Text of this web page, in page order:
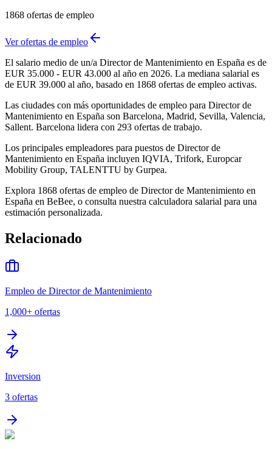
1868 ofertas de empleo
Ver ofertas de empleo
El salario medio de un/a Director de Mantenimiento en España es de
EUR 35.000 - EUR 43.000 al año en 2026. La mediana salarial es
de EUR 39.000 al año, basado en 1868 ofertas de empleo activas.
Las ciudades con más oportunidades de empleo para Director de
Mantenimiento en España son Barcelona, Madrid, Sevilla, Valencia,
Sallent. Barcelona lidera con 293 ofertas de trabajo.
Los principales empleadores para puestos de Director de
Mantenimiento en España incluyen IQVIA, Trifork, Europcar
Mobility Group, TALENTTU by Gurpea.
Explora 1868 ofertas de empleo de Director de Mantenimiento en
España en BeBee, o consulta nuestra calculadora salarial para una
estimación personalizada.
Relacionado
Empleo de Director de Mantenimiento
1,000+ ofertas
Inversion
3 ofertas